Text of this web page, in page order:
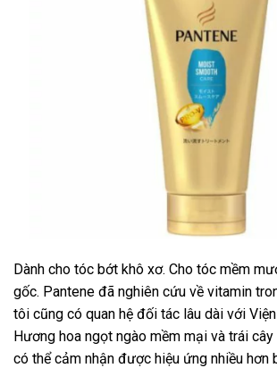
Dành cho tóc bớt khô xơ. Cho tóc mềm
gốc. Pantene đã nghiên cứu về vitamin
tôi cũng có quan hệ đối tác lâu dài với
Hương hoa ngọt ngào mềm mại và trái
có thể cảm nhận được hiệu ứng nhiều hơn